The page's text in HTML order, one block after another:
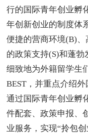
行的国际青年创业孵
年创新创业的制度体
便捷的营商环境(B)
的政策支持(S)和蓬
细致地为外籍留学
BEST，并重点介绍
通过国际青年创业孵
件配套、政策申报、
业服务，实现“拎包